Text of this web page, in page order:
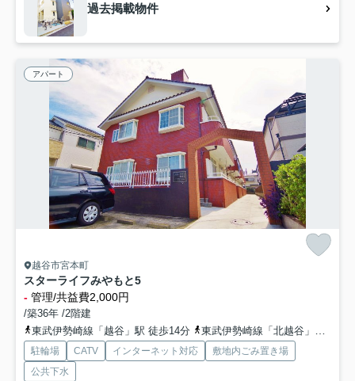
過去掲載物件
アパート
越谷市宮本町
スターライフみやもと5
- 管理/共益費2,000円
/築36年 /2階建
東武伊勢崎線「越谷」駅 徒歩14分
東武伊勢崎線「北越谷」駅 徒歩24分
駐輪場 CATV インターネット対応
敷地内ごみ置き場
公共下水